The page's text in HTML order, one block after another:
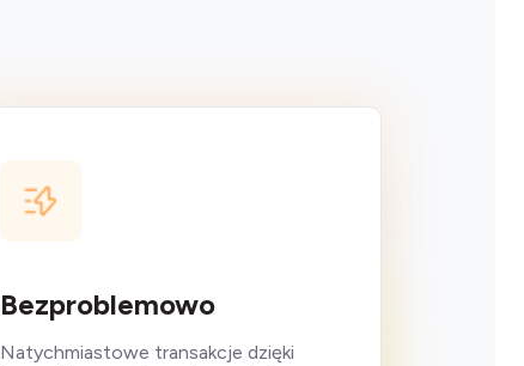
Bezproblemowo
Natychmiastowe transakcje dzięki